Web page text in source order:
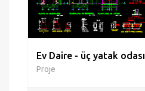
Ev Daire - üç yatak odası
Proje